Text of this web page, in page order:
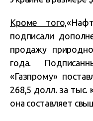
Кроме того,
подписали
продажу
года.
«Газпрому»
268,5 долл. за тыс.
она составляет